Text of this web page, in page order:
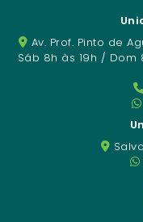
Av. Prof. Pinto de
Sáb 8h às 19h / Dom